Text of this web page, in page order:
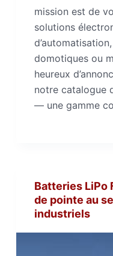
mission est de
solutions
domotiques ou
heureux
notre catalogue
— une gamme
Batteries LiPo
de pointe au
industriels